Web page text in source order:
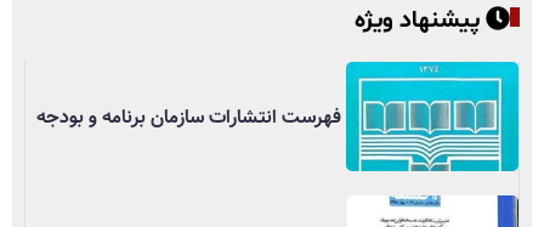
پیشنهاد ویژه
فهرست انتشارات سازمان برنامه و بودجه